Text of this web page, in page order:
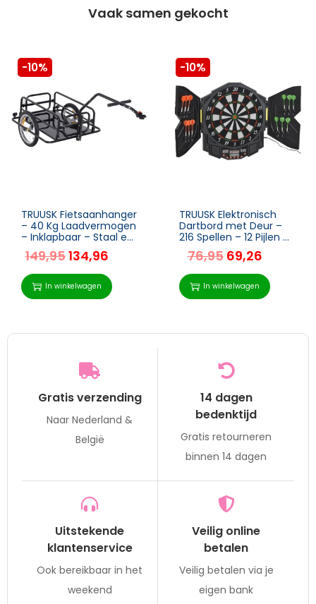
Vaak samen gekocht
-10%
TRUUSK Fietsaanhanger
– 40 Kg Laadvermogen
– Inklapbaar – Staal en
Rubber – Zwart – 155 x
71,5 x 77 cm
149,95134,96
In winkelwagen
-10%
TRUUSK Elektronisch
Dartbord met Deur –
216 Spellen – 12 Pijlen –
Tot 8 Spelers –
Inclusief 4 LED –
Afmetingen 49 x 54,6 x
5,5 cm
76,95 69,26
In winkelwagen
Gratis verzending
Naar Nederland &
België
14 dagen
bedenktijd
Gratis retourneren
binnen 14 dagen
Uitstekende
klantenservice
Ook bereikbaar in het
weekend
Veilig online
betalen
Veilig betalen via je
eigen bank